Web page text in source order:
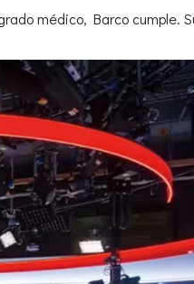
médico, Barco cumple.